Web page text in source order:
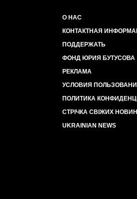
О НАС
КОНТАКТНАЯ
ПОДДЕРЖАТЬ
ФОНД ЮРИЯ БУТУСОВА
РЕКЛАМА
УСЛОВИЯ
ПОЛИТИКА
СТРІЧКА СВІЖИХ НОВИН
UKRAINIAN NEWS